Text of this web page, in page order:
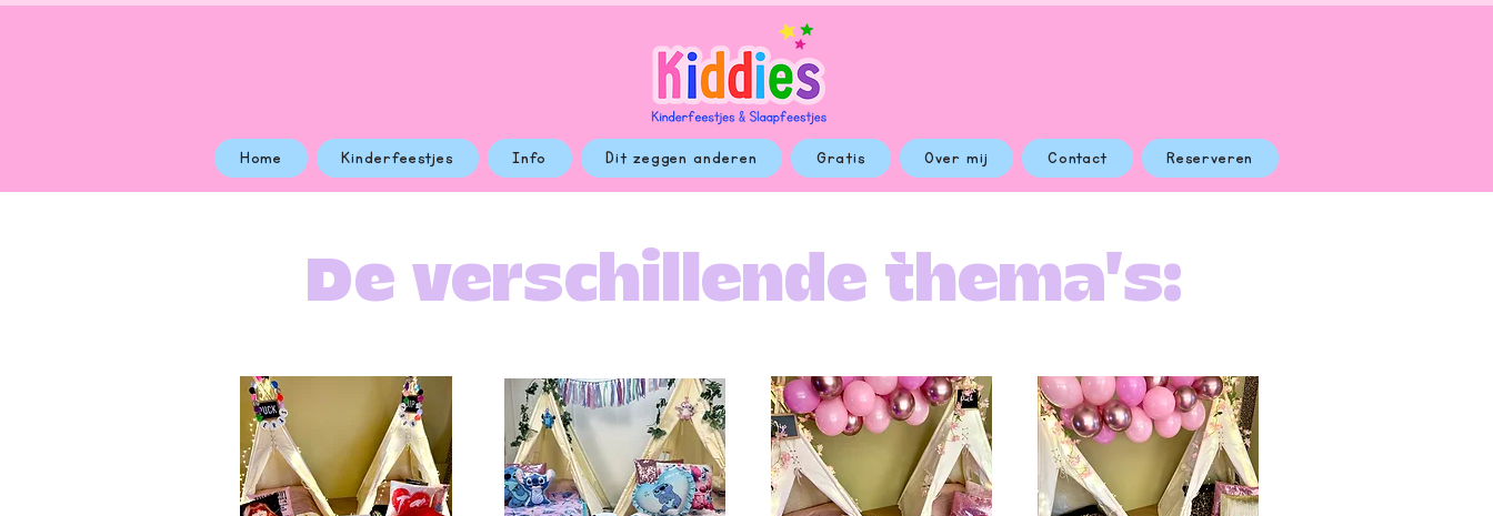
Home Kinderfeestjes Info Dit zeggen anderen Gratis Over mij Contact Reserveren
De verschillende thema's: